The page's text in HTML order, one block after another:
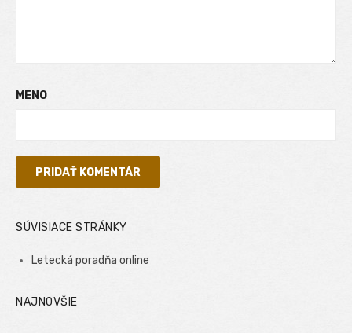
MENO
SÚVISIACE STRÁNKY
Letecká poradňa online
NAJNOVŠIE